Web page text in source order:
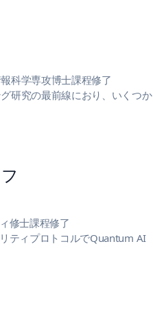
科学専攻博士課程修了
研究の最前線におり、いくつか
修士課程修了
ティプロトコルでQuantum AI